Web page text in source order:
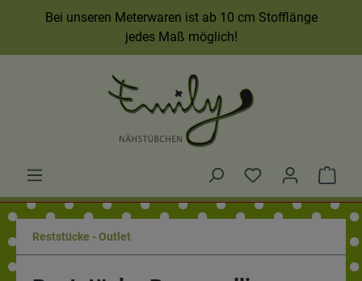
Bei unseren Meterwaren ist ab 10 cm Stofflänge
jedes Maß möglich!
Reststücke - Outlet